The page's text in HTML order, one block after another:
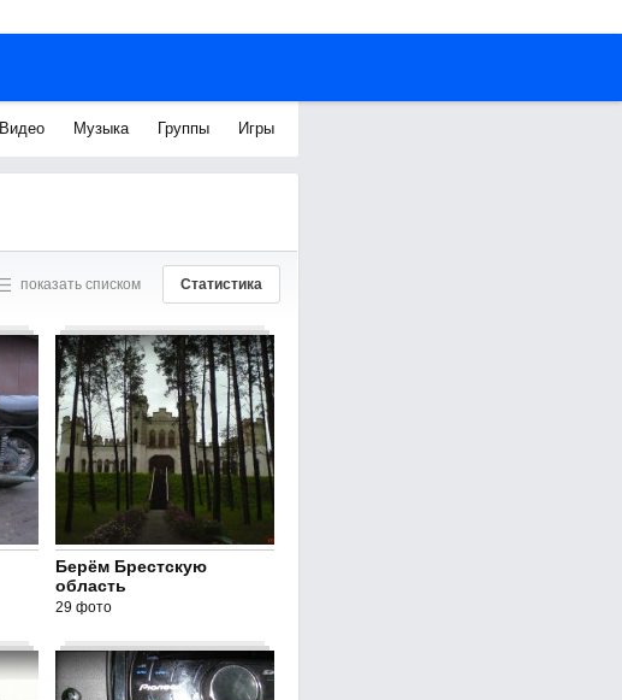
Видео Музыка Группы Игры
показать списком Статистика
Берём Брестскую
область
29 фото